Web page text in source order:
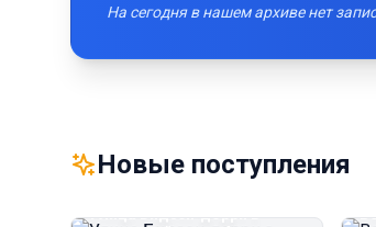
На сегодня в нашем архиве нет
Новые поступления
Улица Бидзэн‑дорри в